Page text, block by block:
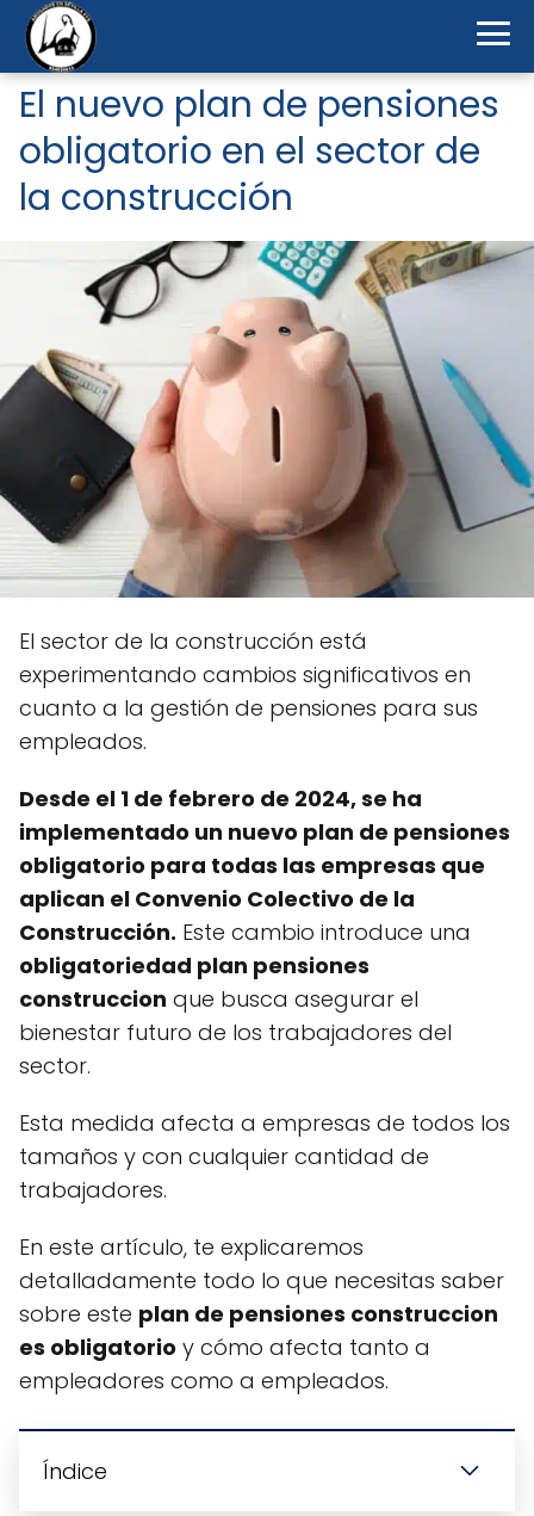
El nuevo plan de pensiones
obligatorio en el sector de
la construcción
El sector de la construcción está
experimentando cambios significativos en
cuanto a la gestión de pensiones para sus
empleados.
Desde el 1 de febrero de 2024, se ha
implementado un nuevo plan de pensiones
obligatorio para todas las empresas que
aplican el Convenio Colectivo de la
Construcción. Este cambio introduce una
obligatoriedad plan pensiones
construccion que busca asegurar el
bienestar futuro de los trabajadores del
sector.
Esta medida afecta a empresas de todos los
tamaños y con cualquier cantidad de
trabajadores.
En este artículo, te explicaremos
detalladamente todo lo que necesitas saber
sobre este plan de pensiones construccion
es obligatorio y cómo afecta tanto a
empleadores como a empleados.
Índice